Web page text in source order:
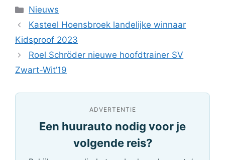
Categorieën
Nieuws
Kasteel Hoensbroek landelijke winnaar
Kidsproof 2023
Roel Schröder nieuwe hoofdtrainer SV
Zwart-Wit’19
ADVERTENTIE
Een huurauto nodig voor je
volgende reis?